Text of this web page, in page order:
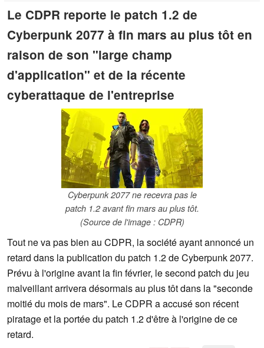
Le CDPR reporte le patch 1.2 de
Cyberpunk 2077 à fin mars au plus tôt en
raison de son "large champ
d'application" et de la récente
cyberattaque de l'entreprise
Cyberpunk 2077 ne recevra pas le
patch 1.2 avant fin mars au plus tôt.
(Source de l'image : CDPR)
Tout ne va pas bien au CDPR, la société ayant annoncé un
retard dans la publication du patch 1.2 de Cyberpunk 2077.
Prévu à l'origine avant la fin février, le second patch du jeu
malveillant arrivera désormais au plus tôt dans la "seconde
moitié du mois de mars". Le CDPR a accusé son récent
piratage et la portée du patch 1.2 d'être à l'origine de ce
retard.